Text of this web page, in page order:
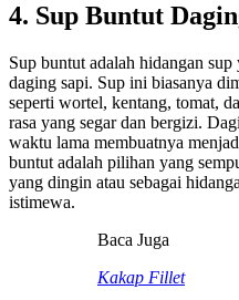
4. Sup Buntut
Sup buntut adalah hidangan
daging sapi. Sup ini biasanya
seperti wortel, kentang, tomat,
rasa yang segar dan bergizi.
waktu lama membuatnya
buntut adalah pilihan yang
yang dingin atau sebagai
istimewa.
Baca Juga
Kakap Fillet